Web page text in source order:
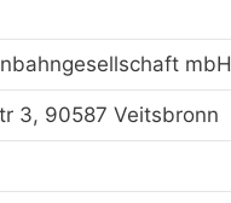
mbH
3, 90587 Veitsbronn